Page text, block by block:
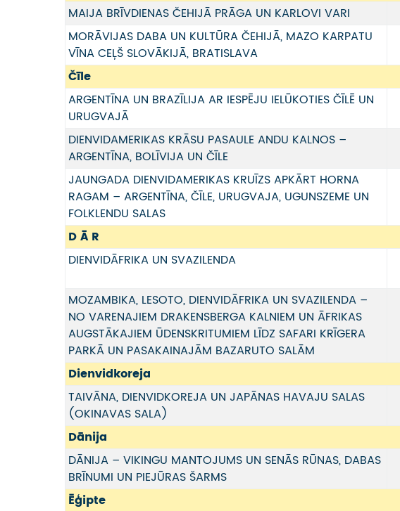
MAIJA BRĪVDIENAS ČEHIJĀ PRĀGA UN KARLOVI VARI
MORĀVIJAS DABA UN KULTŪRA ČEHIJĀ, MAZO KARPATU
VĪNA CEĻŠ SLOVĀKIJĀ, BRATISLAVA
Čīle
ARGENTĪNA UN BRAZĪLIJA AR IESPĒJU IELŪKOTIES ČĪLĒ UN
URUGVAJĀ
DIENVIDAMERIKAS KRĀSU PASAULE ANDU KALNOS –
ARGENTĪNA, BOLĪVIJA UN ČĪLE
JAUNGADA DIENVIDAMERIKAS KRUĪZS APKĀRT HORNA
RAGAM – ARGENTĪNA, ČĪLE, URUGVAJA, UGUNSZEME UN
FOLKLENDU SALAS
D Ā R
DIENVIDĀFRIKA UN SVAZILENDA
MOZAMBIKA, LESOTO, DIENVIDĀFRIKA UN SVAZILENDA –
NO VARENAJIEM DRAKENSBERGA KALNIEM UN ĀFRIKAS
AUGSTĀKAJIEM ŪDENSKRITUMIEM LĪDZ SAFARI KRĪGERA
PARKĀ UN PASAKAINAJĀM BAZARUTO SALĀM
Dienvidkoreja
TAIVĀNA, DIENVIDKOREJA UN JAPĀNAS HAVAJU SALAS
(OKINAVAS SALA)
Dānija
DĀNIJA – VIKINGU MANTOJUMS UN SENĀS RŪNAS, DABAS
BRĪNUMI UN PIEJŪRAS ŠARMS
Ēģipte